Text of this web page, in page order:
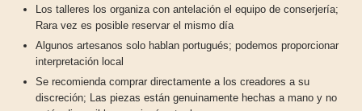
Los talleres los organiza con antelación el equipo de conserjería;
Rara vez es posible reservar el mismo día
Algunos artesanos solo hablan portugués; podemos proporcionar
interpretación local
Se recomienda comprar directamente a los creadores a su
discreción; Las piezas están genuinamente hechas a mano y no